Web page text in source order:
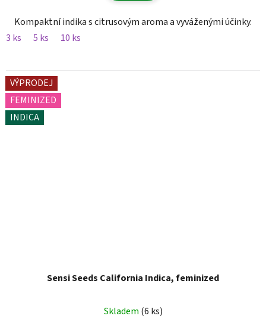
Kompaktní indika s citrusovým aroma a vyváženými účinky.
3 ks
5 ks 10 ks
VÝPRODEJ
FEMINIZED
INDICA
Sensi Seeds California Indica, feminized
Skladem (6 ks)